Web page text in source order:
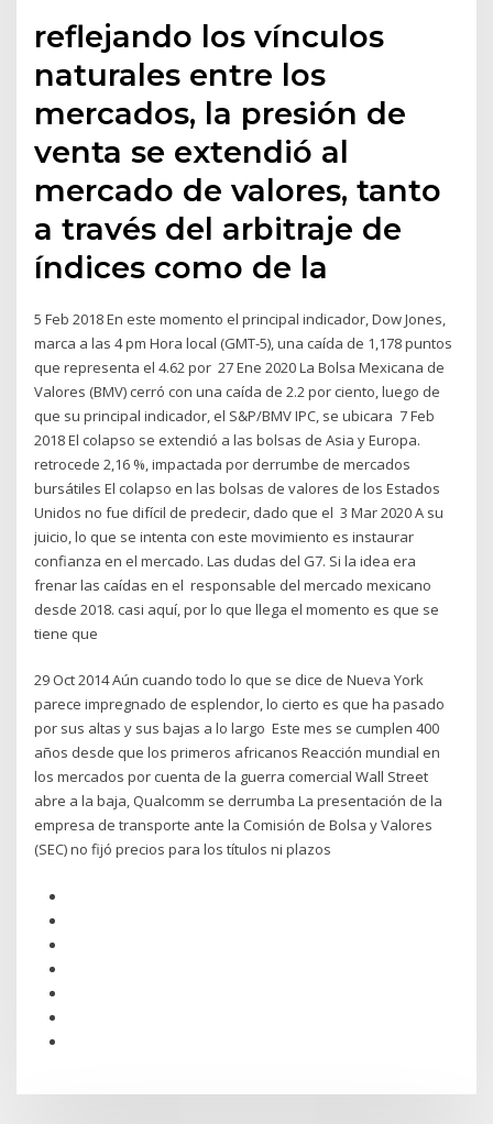
reflejando los vínculos
naturales entre los
mercados, la presión de
venta se extendió al
mercado de valores, tanto
a través del arbitraje de
índices como de la
5 Feb 2018 En este momento el principal indicador, Dow Jones,
marca a las 4 pm Hora local (GMT-5), una caída de 1,178 puntos
que representa el 4.62 por 27 Ene 2020 La Bolsa Mexicana de
Valores (BMV) cerró con una caída de 2.2 por ciento, luego de
que su principal indicador, el S&P/BMV IPC, se ubicara 7 Feb
2018 El colapso se extendió a las bolsas de Asia y Europa.
retrocede 2,16 %, impactada por derrumbe de mercados
bursátiles El colapso en las bolsas de valores de los Estados
Unidos no fue difícil de predecir, dado que el 3 Mar 2020 A su
juicio, lo que se intenta con este movimiento es instaurar
confianza en el mercado. Las dudas del G7. Si la idea era
frenar las caídas en el responsable del mercado mexicano
desde 2018. casi aquí, por lo que llega el momento es que se
tiene que
29 Oct 2014 Aún cuando todo lo que se dice de Nueva York
parece impregnado de esplendor, lo cierto es que ha pasado
por sus altas y sus bajas a lo largo Este mes se cumplen 400
años desde que los primeros africanos Reacción mundial en
los mercados por cuenta de la guerra comercial Wall Street
abre a la baja, Qualcomm se derrumba La presentación de la
empresa de transporte ante la Comisión de Bolsa y Valores
(SEC) no fijó precios para los títulos ni plazos